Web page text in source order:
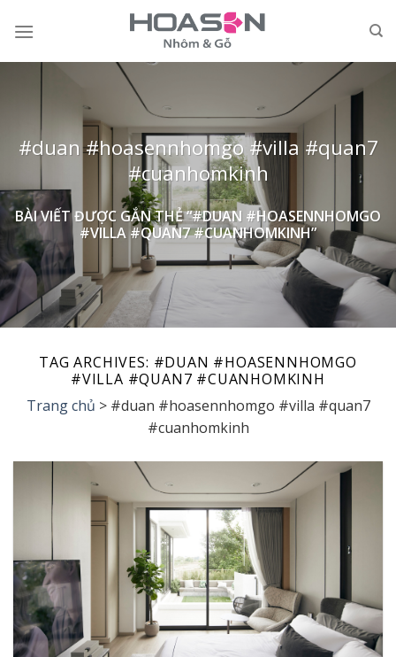
#duan #hoasennhomgo #villa #quan7
#cuanhomkinh
BÀI VIẾT ĐƯỢC GẮN THẺ “#DUAN #HOASENNHOMGO
#VILLA #QUAN7 #CUANHOMKINH”
TAG ARCHIVES: #DUAN #HOASENNHOMGO
#VILLA #QUAN7 #CUANHOMKINH
Trang chủ > #duan #hoasennhomgo #villa #quan7
#cuanhomkinh